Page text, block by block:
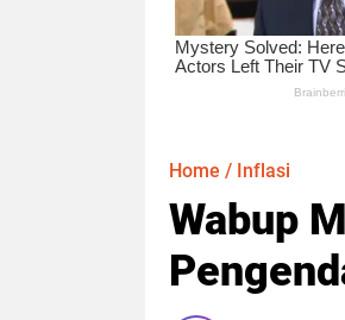
Home / Inflasi
Wabup